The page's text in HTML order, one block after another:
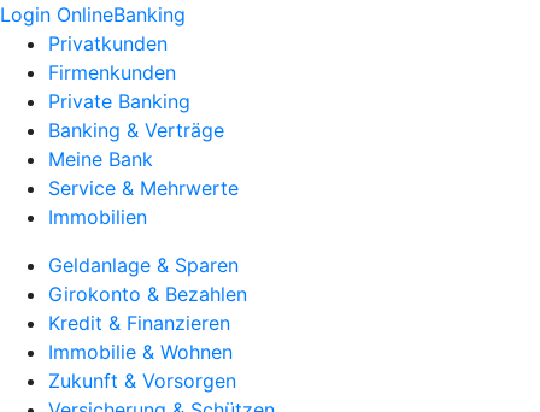
Login OnlineBanking
Privatkunden
Firmenkunden
Private Banking
Banking & Verträge
Meine Bank
Service & Mehrwerte
Immobilien
Geldanlage & Sparen
Girokonto & Bezahlen
Kredit & Finanzieren
Immobilie & Wohnen
Zukunft & Vorsorgen